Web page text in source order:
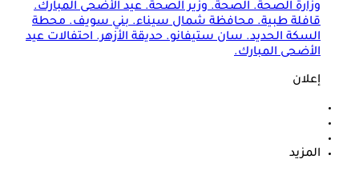
وزارة الصحة. الصحة. وزير الصحة.عيد الأضحى المبارك.
قافلة طبية. محافظة شمال سيناء. بني سويف. محطة
السكة الحديد. سان ستيفانو. حديقة الأزهر. احتفالاتعيد
الأضحى المبارك.
إعلان
المزيد